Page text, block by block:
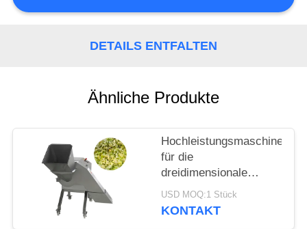
RECHTSSACHEN
BITTE UM
ANGEBOT
SITEMAP
DATENSCHUTZRICHTLINIE
DETAILS ENTFALTEN
Ähnliche Produkte
Hochleistungsmaschine
für die
dreidimensionale
Zerspanung von
Gemüse und Kohl 1000
USD MOQ:1 Stück
KONTAKT